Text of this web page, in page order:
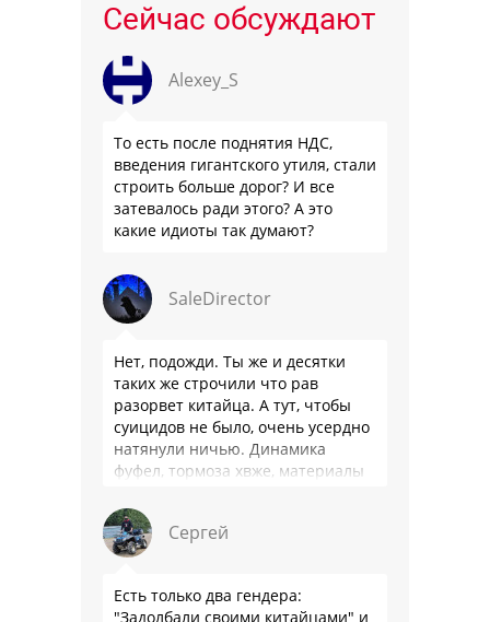
Сейчас обсуждают
Alexey_S
То есть после поднятия НДС,
введения гигантского утиля, стали
строить больше дорог? И все
затевалось ради этого? А это
какие идиоты так думают?
SaleDirector
Нет, подожди. Ты же и десятки
таких же строчили что рав
разорвет китайца. А тут, чтобы
суицидов не было, очень усердно
натянули ничью. Динамика
фуфел, тормоза хвже, материалы
Сергей
Есть только два гендера:
"Задолбали своими китайцами" и